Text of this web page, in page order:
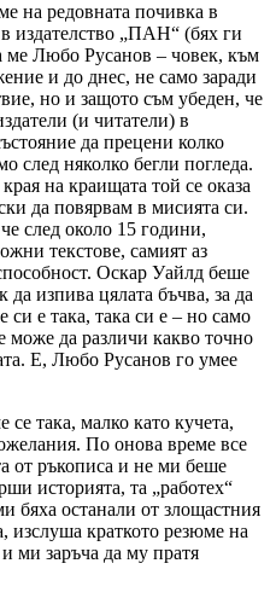
на редовната почивка в
издателство „ПАН“ (бях ги
Любо Русанов – човек, към
и до днес, не само заради
но и защото съм убеден, че
(и читатели) в
да прецени колко
след няколко бегли погледа.
на краищата той се оказа
да повярвам в мисията си.
след около 15 години,
текстове, самият аз
Оскар Уайлд беше
да изпива цялата бъчва, за да
си е така, така си е – но само
може да различи какво точно
Е, Любо Русанов го умее
така, малко като кучета,
По онова време все
от ръкописа и не ми беше
историята, та „работех“
бяха останали от злощастния
изслуша краткото резюме на
ми заръча да му пратя